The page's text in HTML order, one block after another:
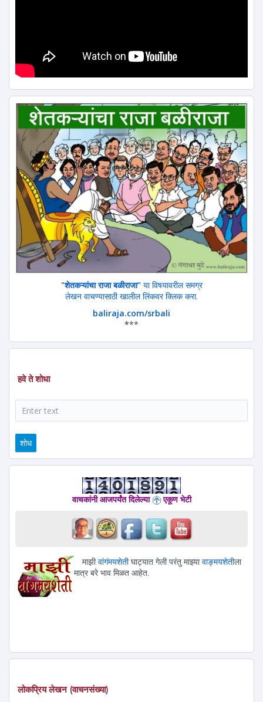
"शेतकऱ्यांचा राजा बळीराजा"या विषयावरील समग्र
लेखन वाचण्यासाठी खालील लिंकवर क्लिक करा.
baliraja.com/srbali
***
हवे ते शोधा
शोध
वाचकांनी आजपर्यंत दिलेल्या एकूण भेटी
माझीवांगंमयशेतीघाट्यात गेली परंतु माझ्यावाङ्मयशेतीला
मात्र बरे भाव मिळत आहेत.
लोकप्रिय लेखन (वाचनसंख्या)